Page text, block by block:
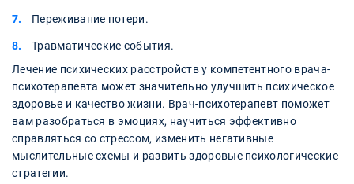
Переживание потери.
Травматические события.
Лечение психических расстройств у компетентного врача-
психотерапевта может значительно улучшить психическое
здоровье и качество жизни. Врач-психотерапевт поможет
вам разобраться в эмоциях, научиться эффективно
справляться со стрессом, изменить негативные
мыслительные схемы и развить здоровые психологические
стратегии.